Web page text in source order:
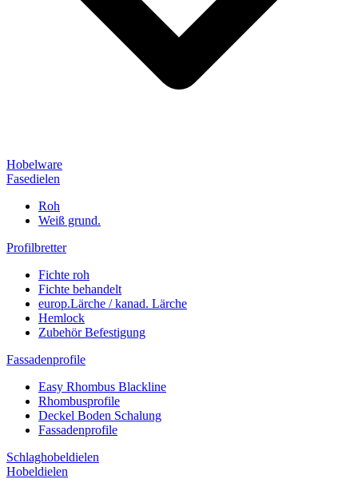
Hobelware
Fasedielen
Roh
Weiß grund.
Profilbretter
Fichte roh
Fichte behandelt
europ.Lärche / kanad. Lärche
Hemlock
Zubehör Befestigung
Fassadenprofile
Easy Rhombus Blackline
Rhombusprofile
Deckel Boden Schalung
Fassadenprofile
Schlaghobeldielen
Hobeldielen